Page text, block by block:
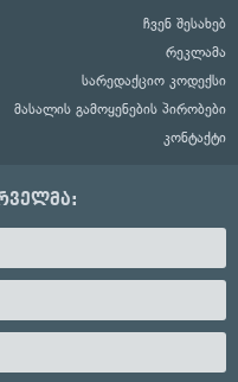
ჩვენ შესახებ
რეკლამა
სარედაქციო კოდექსი
მასალის გამოყენების პირობები
კონტაქტი